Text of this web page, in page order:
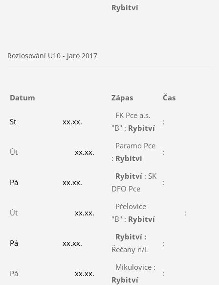
Rybitví
Rozlosování U10 - Jaro 2017
Datum Zápas Čas
St xx.xx.
FK Pce a.s.
"B" : Rybitví
:
Út xx.xx.
Paramo Pce
: Rybitví
:
Pá xx.xx.
Rybitví : SK
DFO Pce
:
Út xx.xx.
Přelovice
"B" : Rybitví
:
Pá xx.xx.
Rybitví :
Řečany n/L
:
Pá xx.xx.
Mikulovice :
Rybitví
: